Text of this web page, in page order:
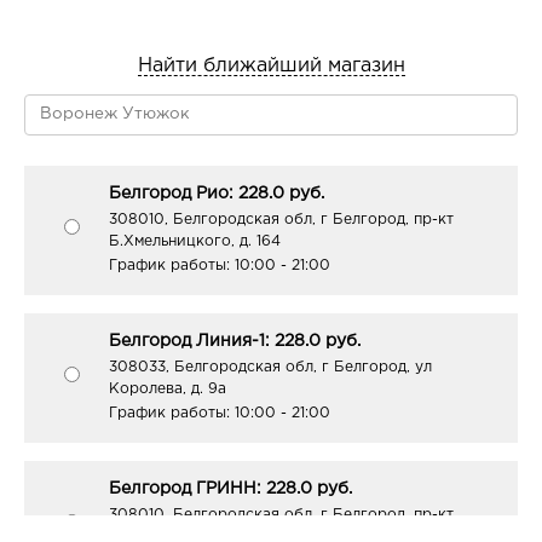
Найти ближайший магазин
Белгород Рио: 228.0 руб.
308010, Белгородская обл, г Белгород, пр-кт
Б.Хмельницкого, д. 164
График работы: 10:00 - 21:00
Белгород Линия-1: 228.0 руб.
308033, Белгородская обл, г Белгород, ул
Королева, д. 9а
График работы: 10:00 - 21:00
Белгород ГРИНН: 228.0 руб.
308010, Белгородская обл, г Белгород, пр-кт